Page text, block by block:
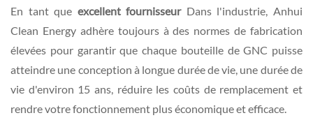
En tant que excellent fournisseurDans l'industrie, Anhui
Clean Energy adhère toujours à des normes de fabrication
élevées pour garantir que chaque bouteille de GNC puisse
atteindre une conception à longue durée de vie, une durée de
vie d'environ 15 ans, réduire les coûts de remplacement et
rendre votre fonctionnement plus économique et efficace.